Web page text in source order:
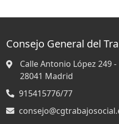
Consejo General del
Calle Antonio López 249
28041 Madrid
915415776/77